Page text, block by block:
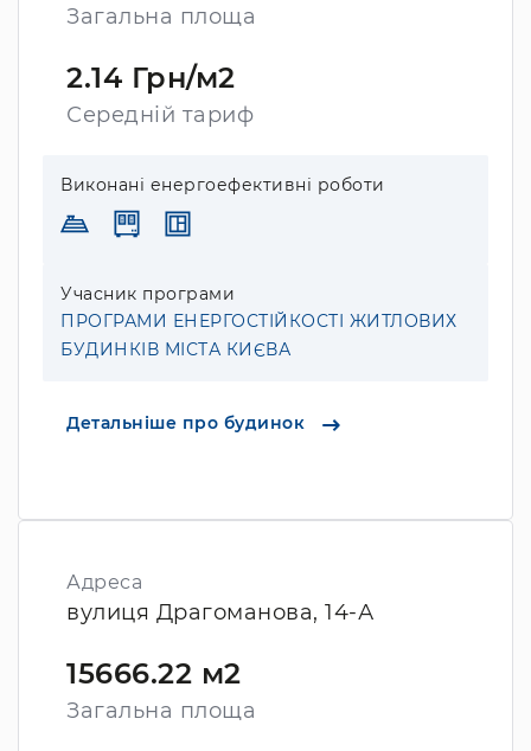
Загальна площа
2.14 Грн/м2
Середній тариф
Виконані енергоефективні роботи
Учасник програми
ПРОГРАМИ ЕНЕРГОСТІЙКОСТІ ЖИТЛОВИХ
БУДИНКІВ МІСТА КИЄВА
Детальніше про будинок
Адреса
вулиця Драгоманова, 14-А
15666.22 м2
Загальна площа